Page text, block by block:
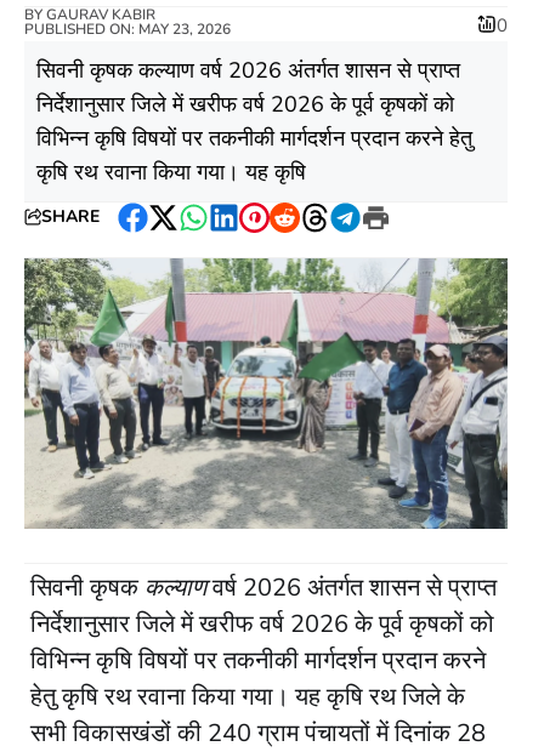
BYGAURAV KABIR
PUBLISHED ON: MAY 23, 2026 0
सिवनी कृषक कल्याण वर्ष 2026 अंतर्गत शासन से प्राप्त
निर्देशानुसार जिले में खरीफ वर्ष 2026 के पूर्व कृषकों को
विभिन्न कृषि विषयों पर तकनीकी मार्गदर्शन प्रदान करने हेतु
कृषि रथ रवाना किया गया। यह कृषि
SHARE
Facebook
Twitter
WhatsApp
LinkedIn
Pinterest
RedditThreads
Telegram
Print
सिवनी कृषक कल्याणवर्ष 2026 अंतर्गत शासन से प्राप्त
निर्देशानुसार जिले में खरीफ वर्ष 2026 के पूर्व कृषकों को
विभिन्न कृषि विषयों पर तकनीकी मार्गदर्शन प्रदान करने
हेतु कृषि रथ रवाना किया गया। यह कृषि रथ जिले के
सभी विकासखंडों की 240 ग्राम पंचायतों में दिनांक 28